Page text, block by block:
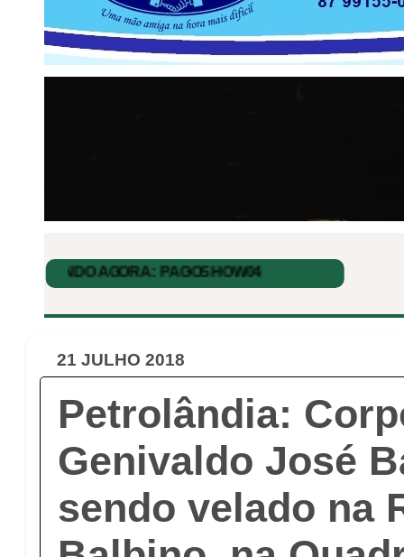
21 JULHO 2018
Petrolândia:
Genivaldo José
sendo velado na